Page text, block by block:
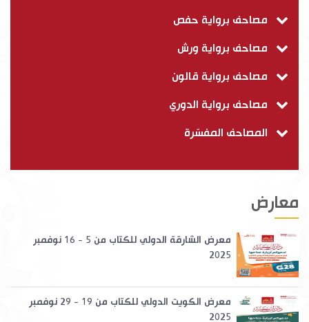
مصاحف برواية حفص
مصاحف برواية ورش
مصاحف برواية قالون
مصاحف برواية الدوري
المصاحف المفسّرة
معارض
معرض الشارقة الدولي للكتاب من 5 - 16 نوفمبر
2025
معرض الكويت الدولي للكتاب من 19 - 29 نوفمبر
2025